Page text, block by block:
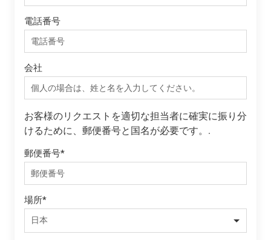
電話番号
会社
お客様のリクエストを適切な担当者に確実に振り分
けるために、郵便番号と国名が必要です。.
郵便番号*
場所*